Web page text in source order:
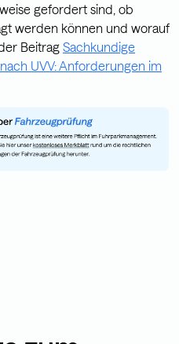
gefordert sind, ob
werden können und worauf
Beitrag Sachkundige
UVV: Anforderungen im